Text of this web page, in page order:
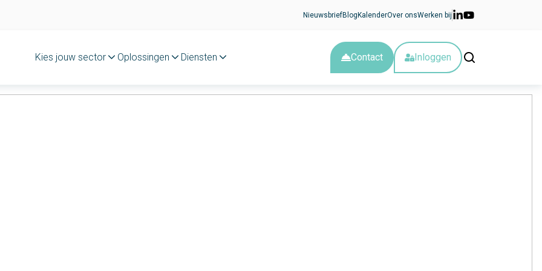
NieuwsbriefBlog KalenderOver onsWerken bij
Kies jouw sector Oplossingen Diensten Contact Inloggen